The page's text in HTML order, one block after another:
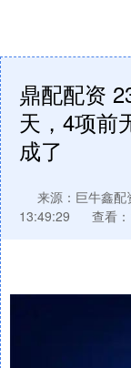
鼎配配资
天，4项前
成了
来源：巨牛鑫配
13:49:29
查看